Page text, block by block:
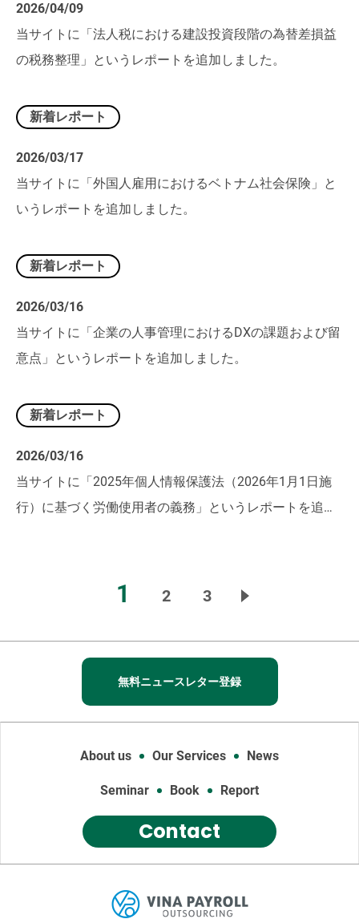
2026/04/09
当サイトに「法人税における建設投資段階の為替差損益
の税務整理」というレポートを追加しました。
新着レポート
2026/03/17
当サイトに「外国人雇用におけるベトナム社会保険」と
いうレポートを追加しました。
新着レポート
2026/03/16
当サイトに「企業の人事管理におけるDXの課題および留
意点」というレポートを追加しました。
新着レポート
2026/03/16
当サイトに「2025年個人情報保護法（2026年1月1日施
行）に基づく労働使用者の義務」というレポートを追加
1 2 3
無料ニュースレター登録
About us Our Services News
Seminar Book Report
Contact